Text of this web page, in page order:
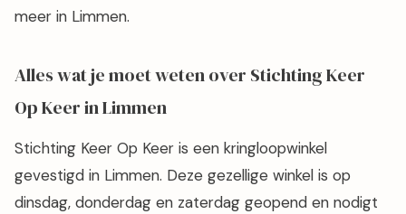
meer in Limmen.
Alles wat je moet weten over Stichting Keer
Op Keer in Limmen
Stichting Keer Op Keer is een kringloopwinkel
gevestigd in Limmen. Deze gezellige winkel is op
dinsdag, donderdag en zaterdag geopend en nodigt